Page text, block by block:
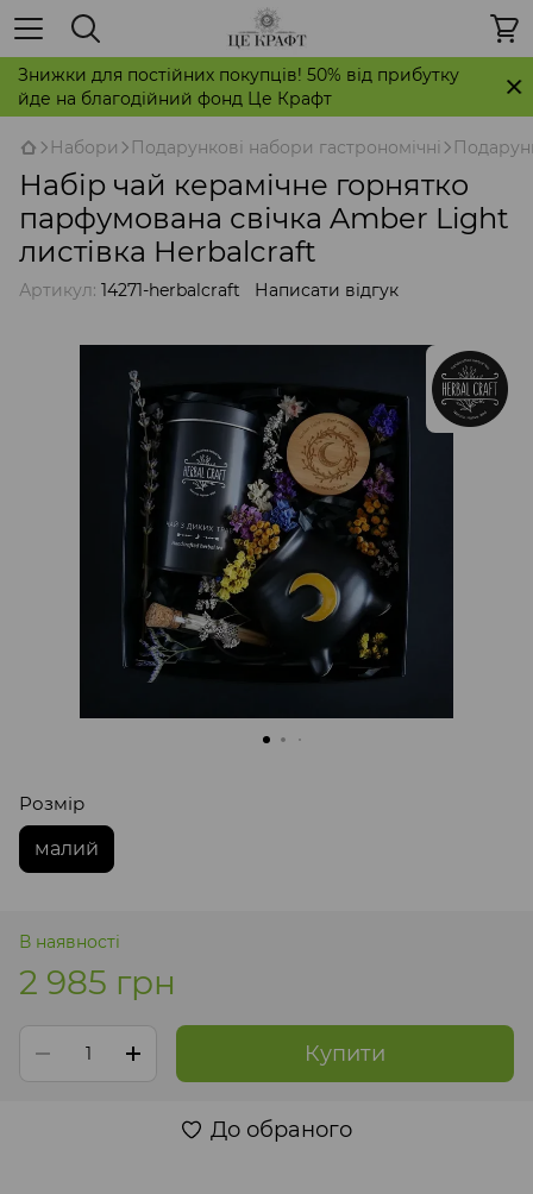
Знижки для постійних покупців! 50% від прибутку
йде на благодійний фонд Це Крафт
Набори Подарункові набори гастрономічні
Набір чай керамічне горнятко
парфумована свічка Amber Light
листівка Herbalcraft
Артикул: 14271-herbalcraft Написати відгук
Розмір
малий
В наявності
2 985 грн
Купити
До обраного